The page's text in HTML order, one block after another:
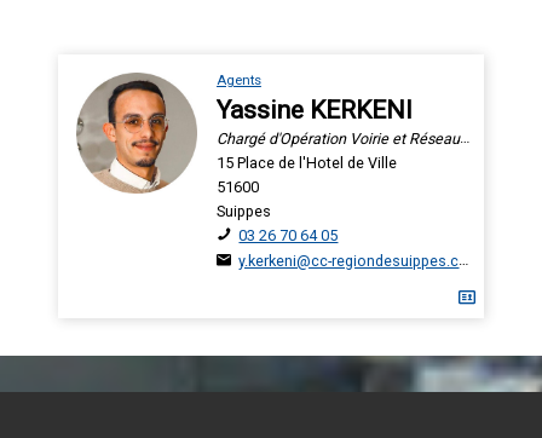
Agents
Yassine KERKENI
Chargé d'Opération Voirie et Réseaux Divers
15 Place de l'Hotel de Ville
51600
Suippes
03 26 70 64 05
y.kerkeni@cc-regiondesuippes.com